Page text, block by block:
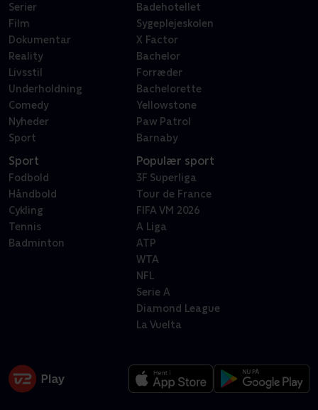
Serier
Film
Dokumentar
Reality
Livsstil
Underholdning
Comedy
Nyheder
Sport
Badehotellet
Sygeplejeskolen
X Factor
Bachelor
Forræder
Bachelorette
Yellowstone
Paw Patrol
Barnaby
Sport
Fodbold
Håndbold
Cykling
Tennis
Badminton
Populær sport
3F Superliga
Tour de France
FIFA VM 2026
A Liga
ATP
WTA
NFL
Serie A
Diamond League
La Vuelta